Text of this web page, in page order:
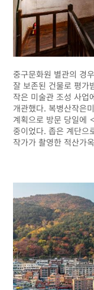
중구문화원 별관의 경
잘 보존된 건물로 평가
작은 미술관 조성 사업
개관했다. 복병산작은
계획으로 방문 당일에
중이었다. 좁은 계단으
작가가 촬영한 적산가